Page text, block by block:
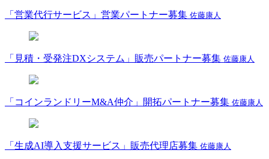
「営業代行サービス」営業パートナー募集 佐藤康人
「見積・受発注DXシステム」販売パートナー募集 佐藤康人
「コインランドリーM&A仲介」開拓パートナー募集 佐藤康人
「生成AI導入支援サービス」販売代理店募集 佐藤康人